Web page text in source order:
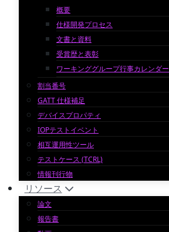
概要
仕様開発プロセス
文書と資料
受賞歴と表彰
ワーキンググループ行事カレンダー
割当番号
GATT 仕様補足
デバイスプロパティ
IOPテストイベント
相互運用性ツール
テストケース (TCRL)
情報刊行物
リソース
論文
報告書